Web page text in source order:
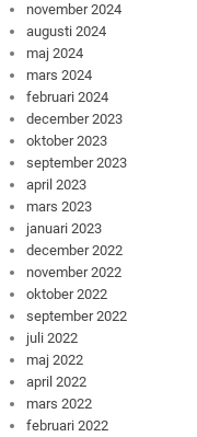
november 2024
augusti 2024
maj 2024
mars 2024
februari 2024
december 2023
oktober 2023
september 2023
april 2023
mars 2023
januari 2023
december 2022
november 2022
oktober 2022
september 2022
juli 2022
maj 2022
april 2022
mars 2022
februari 2022